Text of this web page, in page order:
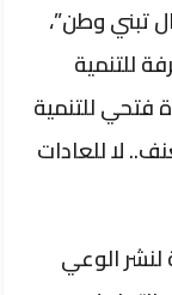
تبني وطن”،
للتنمية
للتنمية
لا للعادات
لنشر الوعي